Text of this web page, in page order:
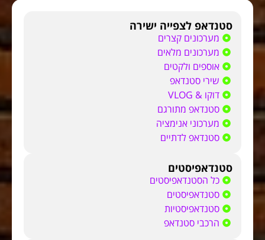
סטנדאפ לצפייה ישירה
מערכונים קצרים
מערכונים מלאים
אוספים ולקטים
שירי סטנדאפ
דוקו & VLOG
סטנדאפ מתורגם
מערכוני אנימציה
סטנדאפ לדתיים
סטנדאפיסטים
כל הסטנדאפיסטים
סטנדאפיסטים
סטנדאפיסטיות
הרכבי סטנדאפ